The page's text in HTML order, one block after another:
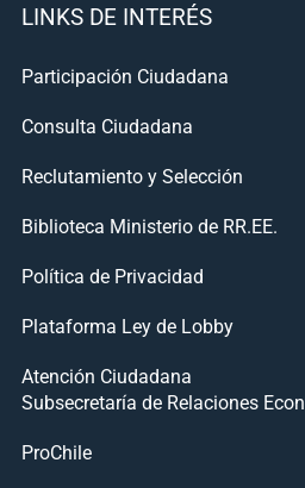
LINKS DE INTERÉS
Participación Ciudadana
Consulta Ciudadana
Reclutamiento y Selección
Biblioteca Ministerio de RR.EE.
Política de Privacidad
Plataforma Ley de Lobby
Atención Ciudadana
Subsecretaría de Relaciones
ProChile